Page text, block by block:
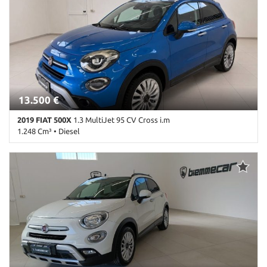
Chiusura centralizzata • Climatizzatore • Climatizzatore
automatico, 2 zone • Controllo trazione • Cruise Control • ESP •
Fendinebbia • Filtro antiparticolato • Immobilizzatore elettronico •
Lettore CD • MP3 • Ruotino • Sedile posteriore sdoppiato •
Sensore di luce • Sensore di pioggia • Servosterzo • Specchietti
laterali elettrici • Start/Stop Automatico • Touch screen • USB
13.500 €
2019 FIAT 500X 1.3 MultiJet 95 CV Cross i.m
1.248 Cm³ • Diesel
83.400 Km • Cambio Manuale (5) • Blu metallizzato • 5 Porte • ABS •
Airbag • Airbag laterali • Airbag Passeggero • Airbag testa •
Alzacristalli elettrici • Android Auto • Antifurto • Autoradio •
Autoradio digitale • Bluetooth • Boardcomputer • Cerchi in lega •
Chiusura centralizzata • Climatizzatore automatico, 2 zone •
Controllo elettronico della corsia • Controllo trazione • Cruise
Control • ESP • Fendinebbia • Isofix • MP3 • Riconoscimento dei
segnali stradali • Schermo multifunzione interamente digitale •
Sedile posteriore sdoppiato • Sedili sportivi • Sensore di luce •
Sensori di parcheggio posteriori • Servosterzo • Navigatore
satellitare • Specchietti laterali elettrici • Start/Stop Automatico •